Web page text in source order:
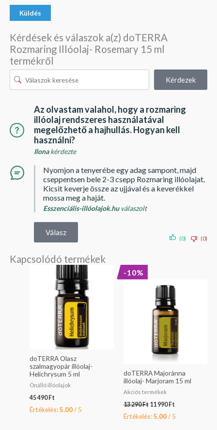
Kérdések és válaszok a(z) doTERRA
Rozmaring Illóolaj- Rosemary 15 ml
termékről
Kérdezek
Az olvastam valahol, hogy a rozmaring
illóolaj rendszeres használatával
megelőzhető a hajhullás. Hogyan kell
használni?
Ilonakérdezte
Nyomjon a tenyerébe egy adag sampont, majd
cseppentsen bele 2-3 csepp Rozmaring illóolajat.
Kicsit keverje össze az ujjával és a keverékkel
mossa meg a haját.
Esszenciális-illóolajok.huválaszolt
Válasz
(0) (0)
Kapcsolódó termékek
doTERRA Olasz
szalmagyopár illóolaj-
Helichrysum 5 ml
Önálló illóolajok
45 490 Ft
Értékelés:5.00/ 5
-10%
doTERRA Majoránna
illóolaj- Marjoram 15 ml
Akciós termékek
13 290Ft
was:
290 Ft.
11 990 Ft
11
990 Ft.
Értékelés:5.00/ 5